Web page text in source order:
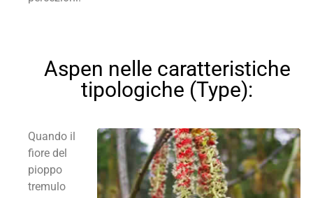
Aspen nelle caratteristiche
tipologiche (Type):
Quando il
fiore del
pioppo
tremulo